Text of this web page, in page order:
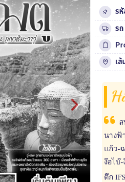
ร
รถ
เส้
นางฟ้
แก้ว-
ง๊อไบ๊
ตึก